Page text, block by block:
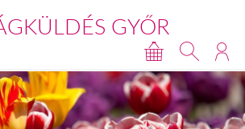
GYŐR